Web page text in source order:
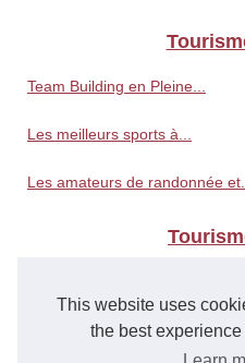
This website uses
the best
Team Building en Pleine...
Les meilleurs sports à...
Les amateurs de randonnée
Une journée de tourisme...